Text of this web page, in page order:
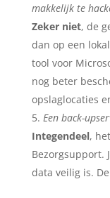
makkelijk te
Zeker niet, de
dan op een
tool voor
nog beter
opslaglocaties
Een back-
Integendeel,
Bezorgsupport.
data veilig is.